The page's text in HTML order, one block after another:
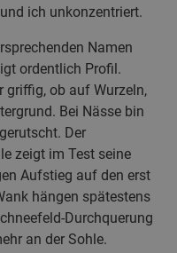
ich unkonzentriert.
Namen
ordentlich Profil.
griffig, ob auf Wurzeln,
Bei Nässe bin
Der
zeigt im Test seine
Aufstieg auf den erst
hängen spätestens
Durchquerung
an der Sohle.